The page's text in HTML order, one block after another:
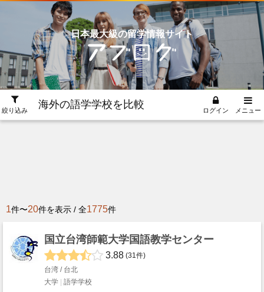
日本最大級の留学情報サイト
絞り込み 海外の語学学校を比較 ログイン メニュー
1件〜20件を表示 / 全1775件
国立台湾師範大学国語教学センター
3.88 (31件)
台湾 / 台北
大学
語学学校